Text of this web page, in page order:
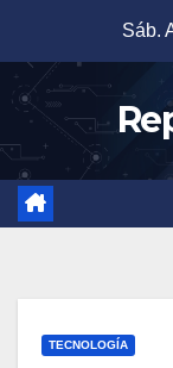
contenido
Sáb.
TECNOLOGÍA